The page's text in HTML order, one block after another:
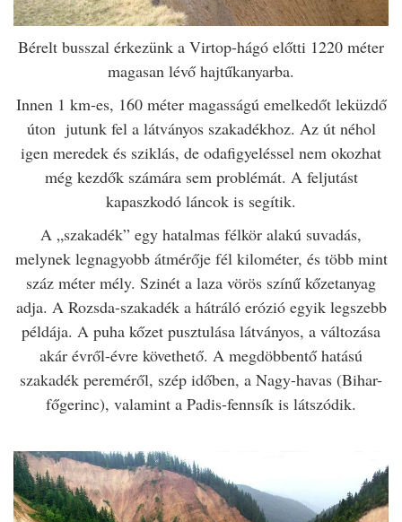
Bérelt busszal érkezünk a Virtop-hágó előtti 1220 méter
magasan lévő hajtűkanyarba.
Innen 1 km-es, 160 méter magasságú emelkedőt leküzdő
úton jutunk fel a látványos szakadékhoz. Az út néhol
igen meredek és sziklás, de odafigyeléssel nem okozhat
még kezdők számára sem problémát. A feljutást
kapaszkodó láncok is segítik.
A „szakadék” egy hatalmas félkör alakú suvadás,
melynek legnagyobb átmérője fél kilométer, és több mint
száz méter mély. Szinét a laza vörös színű kőzetanyag
adja. A Rozsda-szakadék a hátráló erózió egyik legszebb
példája. A puha kőzet pusztulása látványos, a változása
akár évről-évre követhető. A megdöbbentő hatású
szakadék pereméről, szép időben, a Nagy-havas (Bihar-
főgerinc), valamint a Padis-fennsík is látszódik.